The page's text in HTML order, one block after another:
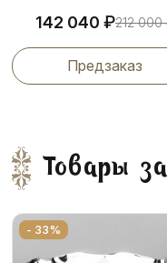
142 040 ₽212 000
Предзаказ
Товары
- 33%